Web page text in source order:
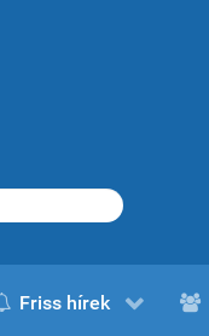
Friss hírek